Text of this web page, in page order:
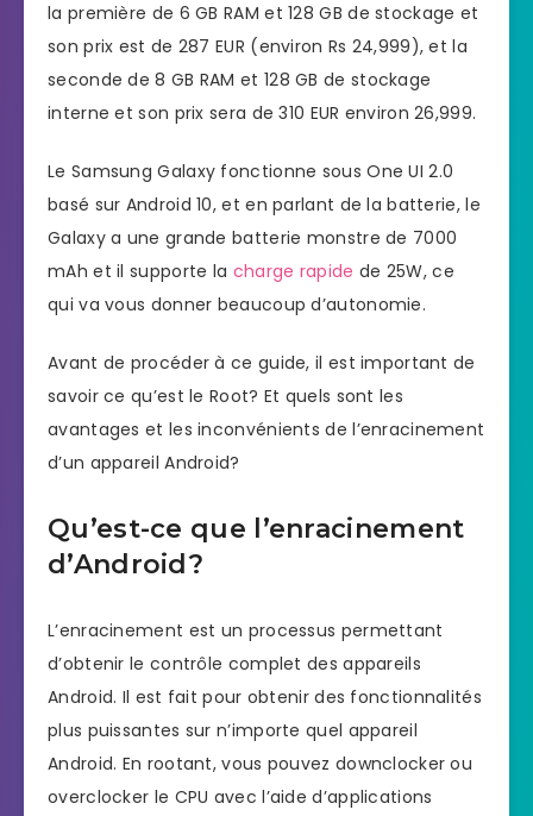
la première de 6 GB RAM et 128 GB de stockage et
son prix est de 287 EUR (environ Rs 24,999), et la
seconde de 8 GB RAM et 128 GB de stockage
interne et son prix sera de 310 EUR environ 26,999.
Le Samsung Galaxy fonctionne sous One UI 2.0
basé sur Android 10, et en parlant de la batterie, le
Galaxy a une grande batterie monstre de 7000
mAh et il supporte la charge rapide de 25W, ce
qui va vous donner beaucoup d’autonomie.
Avant de procéder à ce guide, il est important de
savoir ce qu’est le Root? Et quels sont les
avantages et les inconvénients de l’enracinement
d’un appareil Android?
Qu’est-ce que l’enracinement
d’Android?
L’enracinement est un processus permettant
d’obtenir le contrôle complet des appareils
Android. Il est fait pour obtenir des fonctionnalités
plus puissantes sur n’importe quel appareil
Android. En rootant, vous pouvez downclocker ou
overclocker le CPU avec l’aide d’applications